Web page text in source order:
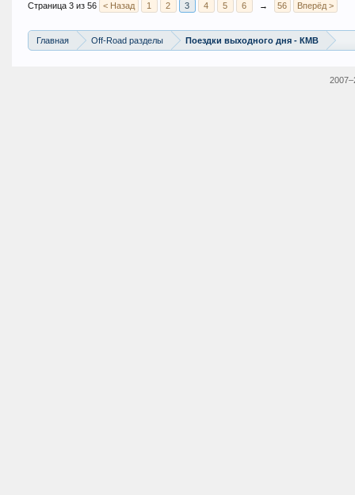
Страница 3 из 56 < Назад 1 2 3 4 5 6 → 56 Вперёд >
Главная Off-Road разделы Поездки выходного дня - КМВ
2007–